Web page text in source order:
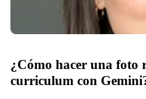
¿Cómo hacer una foto
curriculum con